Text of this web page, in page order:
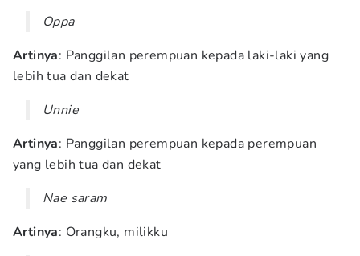
Oppa
Artinya: Panggilan perempuan kepada laki-laki yang
lebih tua dan dekat
Unnie
Artinya: Panggilan perempuan kepada perempuan
yang lebih tua dan dekat
Nae saram
Artinya: Orangku, milikku